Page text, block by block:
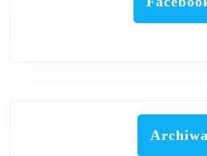
Archiwa